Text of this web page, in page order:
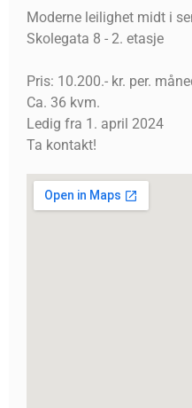
Moderne leilighet midt i
Skolegata 8 - 2. etasje
Pris: 10.200.- kr. per.
Ca. 36 kvm.
Ledig fra 1. april 2024
Ta kontakt!